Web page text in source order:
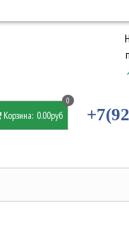
Корзина:
0
0.00руб